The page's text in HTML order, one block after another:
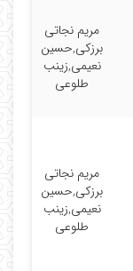
مریم نجاتی
برزکی,حسین
نعیمی,زینب
طلوعی
مریم نجاتی
برزکی,حسین
نعیمی,زینب
طلوعی